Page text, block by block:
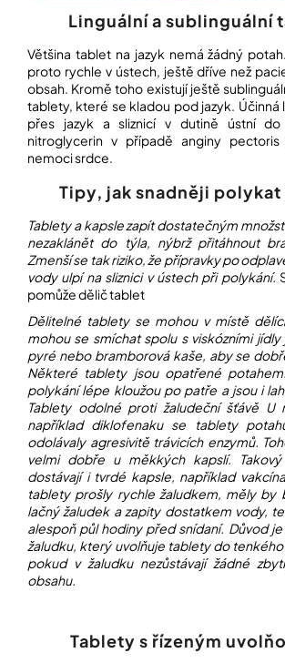
Linguální a sublinguální
Většina tablet na jazyk nemá žádný
proto rychle v ústech, ještě dříve než
obsah. Kromě toho existují ještě
tablety, které se kladou pod jazyk. Účinná
přes jazyk a sliznicí v dutině ústní do
nitroglycerin v případě anginy
nemoci srdce.
Tipy, jak snadněji
Tablety a kapsle zapít dostatečným
nezaklánět do týla, nýbrž přitáhnout
Zmenší se tak riziko, že přípravky po
vody ulpí na sliznici v ústech při polykání.
pomůže dělič tablet
Dělitelné tablety se mohou v místě
mohou se smíchat spolu s viskózními
pyré nebo bramborová kaše, aby se
Některé tablety jsou opatřené
polykání lépe kloužou po patře a jsou i
Tablety odolné proti žaludeční šťávě U
například diklofenaku se tablety
odolávaly agresivitě trávicích enzymů.
velmi dobře u měkkých kapslí.
dostávají i tvrdé kapsle, například
tablety prošly rychle žaludkem, měly by
lačný žaludek a zapity dostatkem vody,
alespoň půl hodiny před snídaní. Důvod
žaludku, který uvolňuje tablety do
pokud v žaludku nezůstávají žádné
obsahu.
Tablety s řízeným